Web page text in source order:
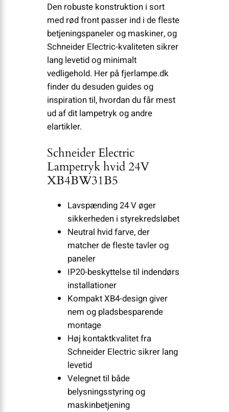
Den robuste konstruktion i sort
med rød front passer ind i de fleste
betjeningspaneler og maskiner, og
Schneider Electric-kvaliteten sikrer
lang levetid og minimalt
vedligehold. Her på fjerlampe.dk
finder du desuden guides og
inspiration til, hvordan du får mest
ud af dit lampetryk og andre
elartikler.
Schneider Electric
Lampetryk hvid 24V
XB4BW31B5
Lavspænding 24 V øger
sikkerheden i styrekredsløbet
Neutral hvid farve, der
matcher de fleste tavler og
paneler
IP20-beskyttelse til indendørs
installationer
Kompakt XB4-design giver
nem og pladsbesparende
montage
Høj kontaktkvalitet fra
Schneider Electric sikrer lang
levetid
Velegnet til både
belysningsstyring og
maskinbetjening